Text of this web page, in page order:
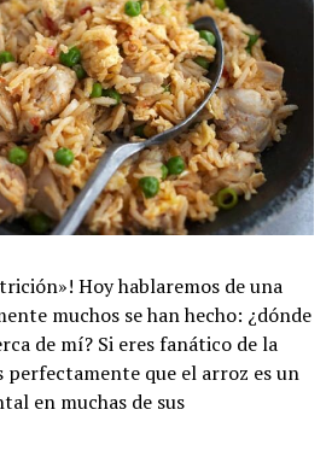
Hoy hablaremos de una
muchos se han hecho: ¿dónde
de mí? Si eres fanático de la
perfectamente que el arroz es un
en muchas de sus